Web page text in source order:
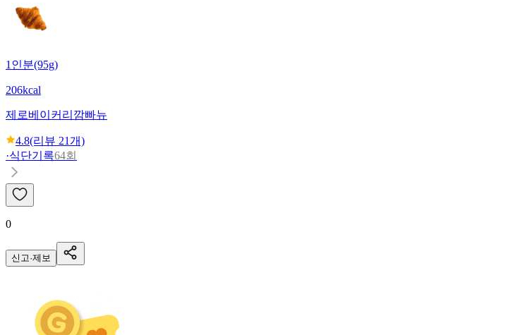
1인분(95g)
206kcal
제로베이커리 깜빠뉴
4.8(리뷰 21개)
·식단기록64회
0
신고·제보